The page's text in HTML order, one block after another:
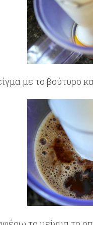
με το βούτυρο